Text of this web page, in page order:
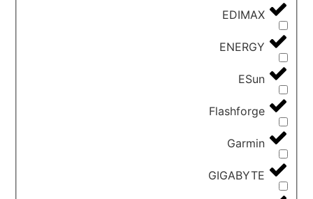
EDIMAX
ENERGY
ESun
Flashforge
Garmin
GIGABYTE